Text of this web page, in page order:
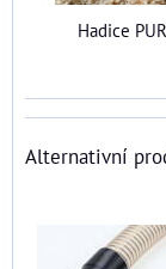
Hadice
Alternativní